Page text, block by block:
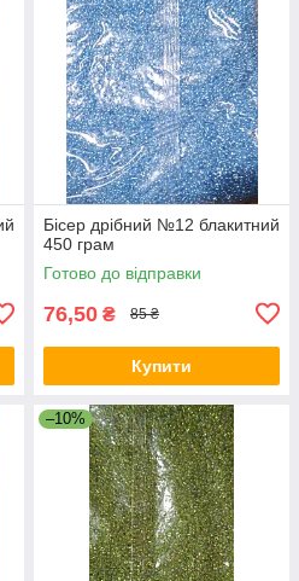
Бісер дрібний №12 блакитний
450 грам
Готово до відправки
76,50 ₴ 85 ₴
Купити
–10%